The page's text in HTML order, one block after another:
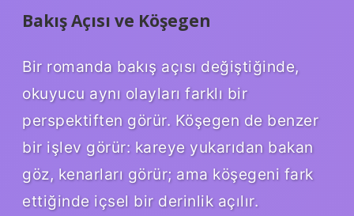
Bakış Açısı ve Köşegen
Bir romanda bakış açısı değiştiğinde,
okuyucu aynı olayları farklı bir
perspektiften görür. Köşegen de benzer
bir işlev görür: kareye yukarıdan bakan
göz, kenarları görür; ama köşegeni fark
ettiğinde içsel bir derinlik açılır.